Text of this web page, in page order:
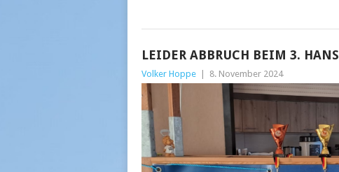
LEIDER ABBRUCH BEIM 3.
Volker Hoppe 8. November 2024